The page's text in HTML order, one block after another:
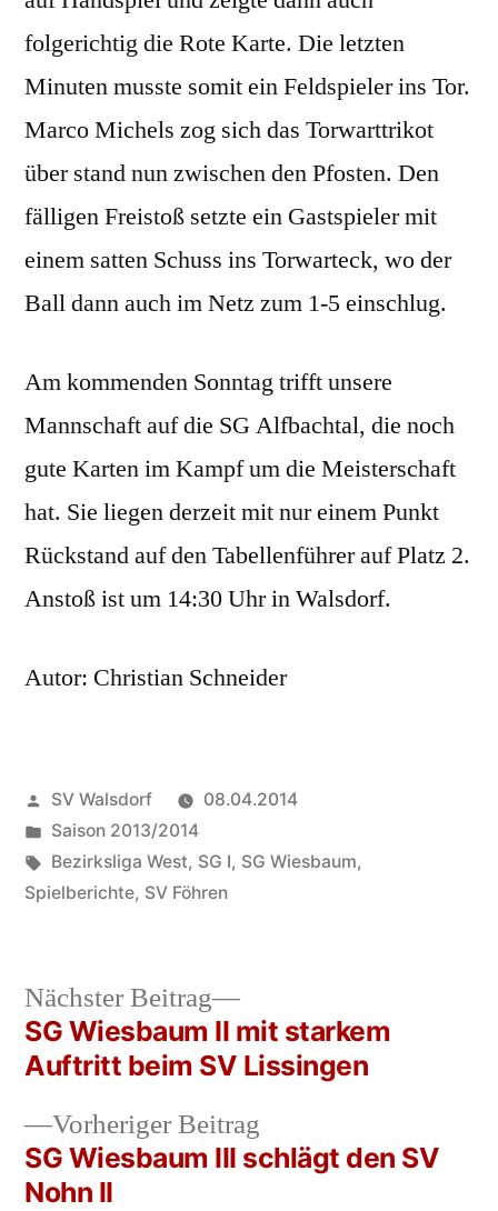
folgerichtig die Rote Karte. Die letzten
Minuten musste somit ein Feldspieler ins Tor.
Marco Michels zog sich das Torwarttrikot
über stand nun zwischen den Pfosten. Den
fälligen Freistoß setzte ein Gastspieler mit
einem satten Schuss ins Torwarteck, wo der
Ball dann auch im Netz zum 1-5 einschlug.
Am kommenden Sonntag trifft unsere
Mannschaft auf die SG Alfbachtal, die noch
gute Karten im Kampf um die Meisterschaft
hat. Sie liegen derzeit mit nur einem Punkt
Rückstand auf den Tabellenführer auf Platz 2.
Anstoß ist um 14:30 Uhr in Walsdorf.
Autor: Christian Schneider
Veröffentlicht
von
SV Walsdorf
08.04.2014
Veröffentlicht
in
Saison 2013/2014
Schlagwörter:
Bezirksliga West, SG I, SG Wiesbaum,
Spielberichte, SV Föhren
Beitrags-
Navigation
Vorheriger Beitrag
Beitrag:
SG Wiesbaum III schlägt den SV
Nohn II
Nächster Beitrag
Nächster
Beitrag:
SG Wiesbaum II mit starkem
Auftritt beim SV Lissingen